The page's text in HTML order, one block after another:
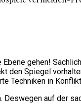
gehen!
den Spiegel
Techniken in
auf der